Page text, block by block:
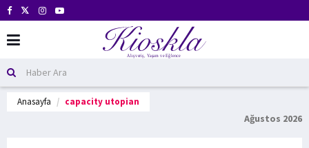
Anasayfa capacity utopian
Ağustos 2026